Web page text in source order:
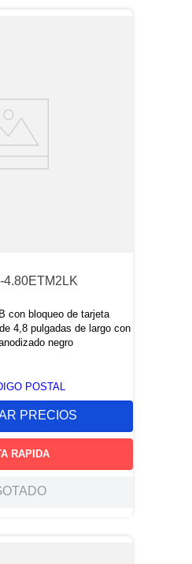
4.80ETM2LK
con bloqueo de tarjeta
4,8 pulgadas de largo con
negro
POSTAL
PRECIOS
RAPIDA